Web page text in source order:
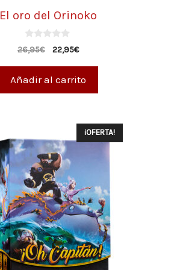
El oro del Orinoko
0
d
26,95€ 22,95€
Añadir al carrito
¡OFERTA!